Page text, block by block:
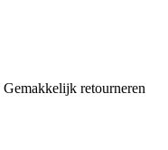
Gemakkelijk retourneren